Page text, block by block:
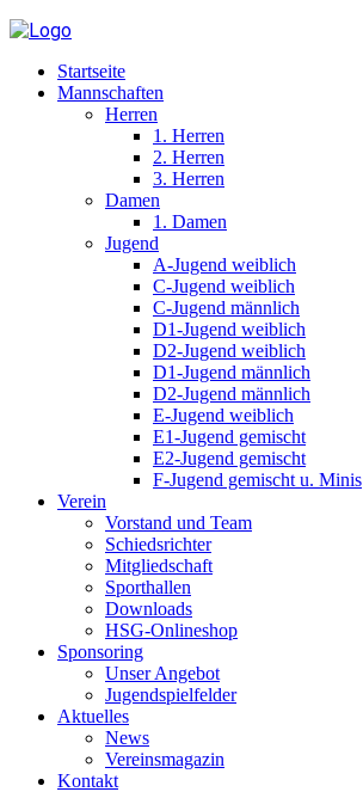
Startseite
Mannschaften
Herren
1. Herren
2. Herren
3. Herren
Damen
1. Damen
Jugend
A-Jugend weiblich
C-Jugend weiblich
C-Jugend männlich
D1-Jugend weiblich
D2-Jugend weiblich
D1-Jugend männlich
D2-Jugend männlich
E-Jugend weiblich
E1-Jugend gemischt
E2-Jugend gemischt
F-Jugend gemischt u. Minis
Verein
Vorstand und Team
Schiedsrichter
Mitgliedschaft
Sporthallen
Downloads
HSG-Onlineshop
Sponsoring
Unser Angebot
Jugendspielfelder
Aktuelles
News
Vereinsmagazin
Kontakt